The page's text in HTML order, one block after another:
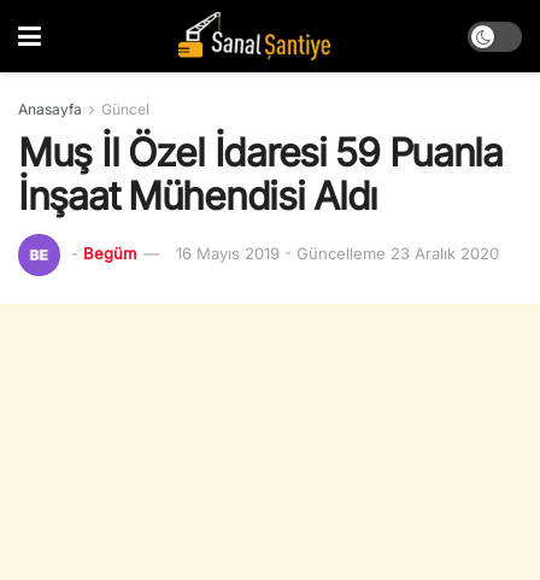
Anasayfa Güncel
Muş İl Özel İdaresi 59 Puanla
İnşaat Mühendisi Aldı
- Begüm 16 Mayıs 2019 - Güncelleme 23 Aralık 2020